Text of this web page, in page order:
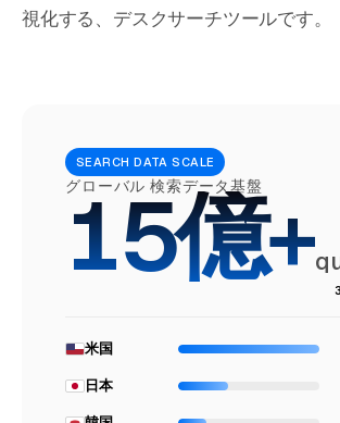
視化する、デスクサーチツールです。
SEARCH DATA SCALE
グローバル 検索データ基盤
15億+
米国
日本